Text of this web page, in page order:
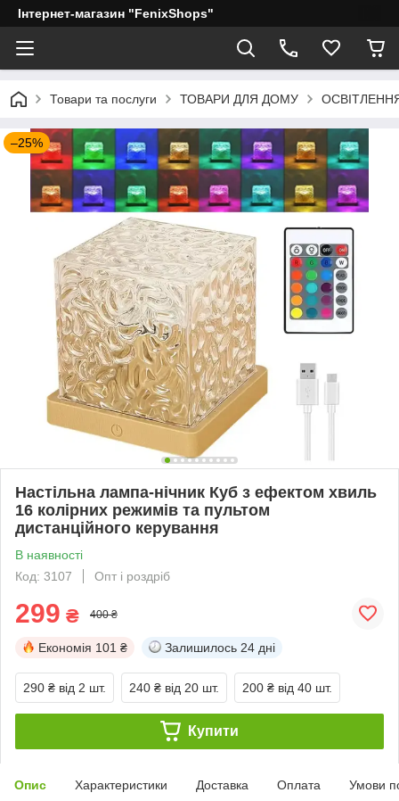
Інтернет-магазин "FenixShops"
Товари та послуги ТОВАРИ ДЛЯ ДОМУ
–25%
Настільна лампа-нічник Куб з ефектом хвиль
16 колірних режимів та пультом
дистанційного керування
В наявності
Код: 3107
Опт і роздріб
299 ₴ 400 ₴
Економія 101 ₴ Залишилось 24 дні
290 ₴ від 2 шт. 240 ₴ від 20 шт. 200 ₴ від 40 шт.
Купити
Опис Характеристики Доставка Оплата Умови